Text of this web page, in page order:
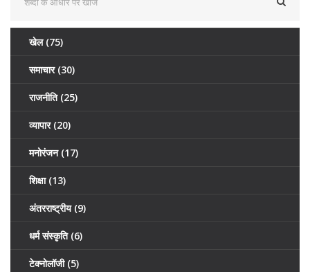
खेल (75)
समाचार (30)
राजनीति (25)
व्यापार (20)
मनोरंजन (17)
शिक्षा (13)
अंतरराष्ट्रीय (9)
धर्म संस्कृति (6)
टेक्नोलॉजी (5)